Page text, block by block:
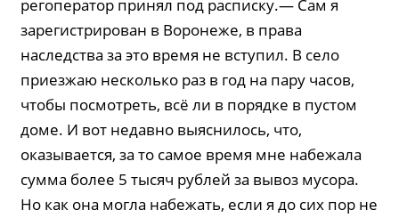
регоператор принял под расписку.— Сам я
зарегистрирован в Воронеже, в права
наследства за это время не вступил. В село
приезжаю несколько раз в год на пару часов,
чтобы посмотреть, всё ли в порядке в пустом
доме. И вот недавно выяснилось, что,
оказывается, за то самое время мне набежала
сумма более 5 тысяч рублей за вывоз мусора.
Но как она могла набежать, если я до сих пор не